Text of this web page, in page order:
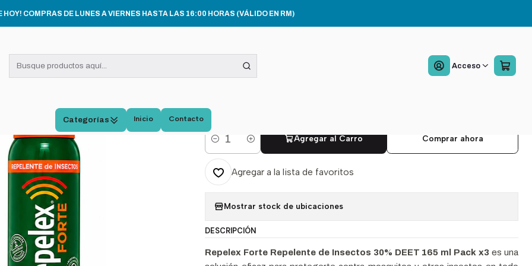
Acceso
Categorías Inicio Contacto
HOY! COMPRAS DE LUNES A VIERNES HASTA LAS 16:00 HORAS (VÁLIDO EN RM)
E HIGIENE PERSONAL Repelex Forte Repelente De Insectos 30% Deet 165ml Pack x3
Repelex Forte Repelente De
Insectos 30% Deet 165ml
Pack x3
Cantidad
Agregar al Carro Comprar ahora
Agregar a la lista de favoritos
Mostrar stock de ubicaciones
DESCRIPCIÓN
Repelex Forte Repelente de Insectos 30% DEET 165 ml Pack x3 es una